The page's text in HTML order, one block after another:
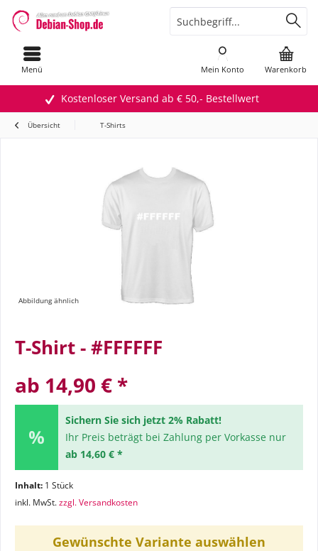
Kostenloser Versand ab € 50,- Bestellwert
Menü Warenkorb
Mein Konto
Übersicht T-Shirts
Abbildung ähnlich
T-Shirt - #FFFFFF
ab 14,90 € *
Sichern Sie sich jetzt 2% Rabatt!
Ihr Preis beträgt bei Zahlung per Vorkasse nur
ab 14,60 € *
Inhalt: 1 Stück
inkl. MwSt.zzgl. Versandkosten
Gewünschte Variante auswählen